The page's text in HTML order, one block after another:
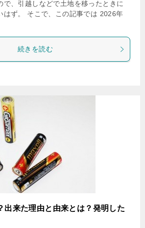
で、引越しなどで土地を移ったときに
はず。 そこで、この記事では 2026年
続きを読む
出来た理由と由来とは？発明した